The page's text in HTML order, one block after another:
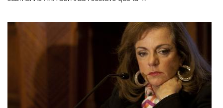
Imagen